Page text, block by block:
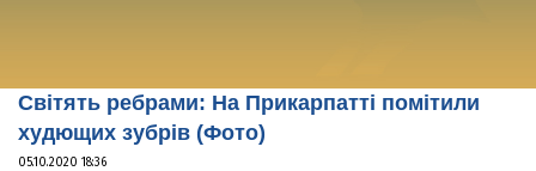
Світять ребрами: На Прикарпатті помітили
худющих зубрів (Фото)
05.10.2020 18:36